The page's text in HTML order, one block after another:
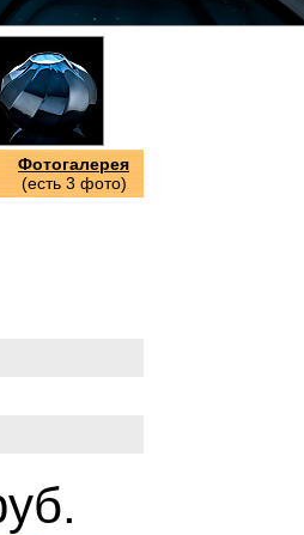
Фотогалерея
(есть 3 фото)